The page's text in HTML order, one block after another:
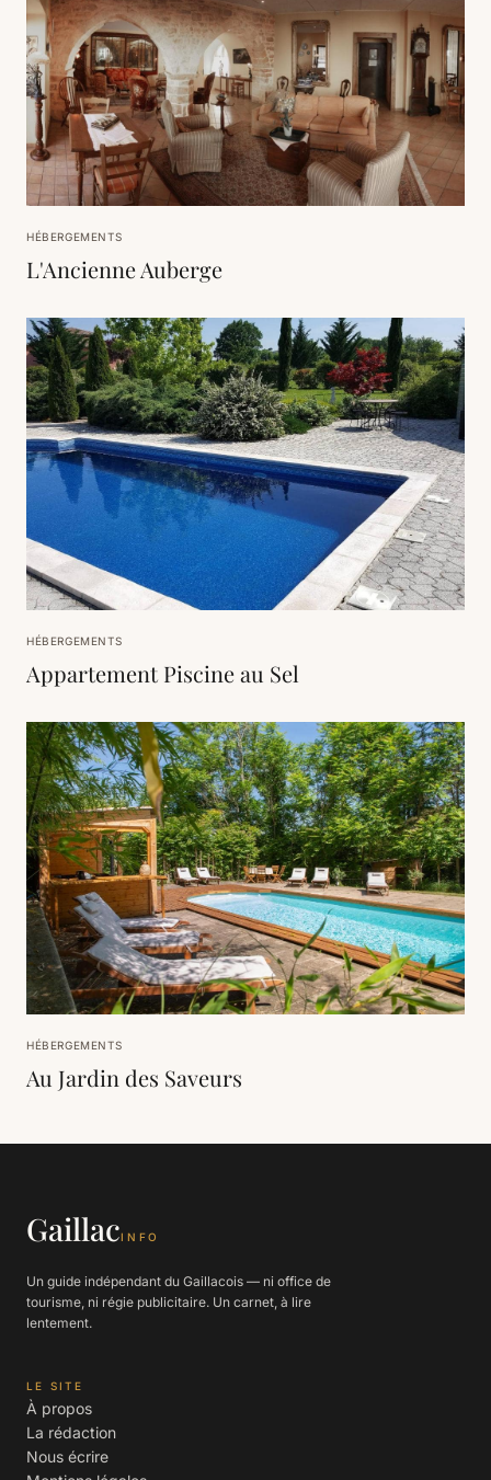
HÉBERGEMENTS
L'Ancienne Auberge
HÉBERGEMENTS
Appartement Piscine au Sel
HÉBERGEMENTS
Au Jardin des Saveurs
GaillacINFO
Un guide indépendant du Gaillacois — ni office de
tourisme, ni régie publicitaire. Un carnet, à lire
lentement.
LE SITE
À propos
La rédaction
Nous écrire